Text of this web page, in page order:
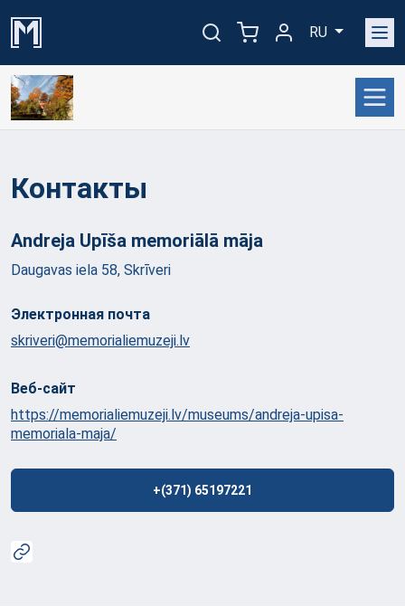
RU
Контакты
Andreja Upīša memoriālā māja
Daugavas iela 58, Skrīveri
Электронная почта
skriveri@memorialiemuzeji.lv
Веб-сайт
https://memorialiemuzeji.lv/museums/andreja-upisa-
memoriala-maja/
+(371) 65197221